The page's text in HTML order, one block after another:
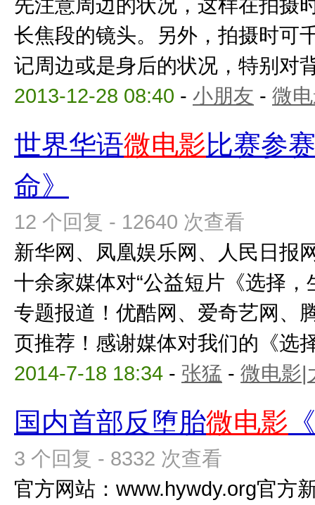
长焦段的镜头。另外，拍摄时可
记周边或是身后的状况，特别对
2013-12-28 08:40 - 小朋友 - 微
世界华语微电影比赛参
命》
12 个回复 - 12640 次查看
新华网、凤凰娱乐网、人民日报
十余家媒体对“公益短片《选择
专题报道！优酷网、爱奇艺网、
页推荐！感谢媒体对我们的《选
2014-7-18 18:34 - 张猛 - 微电影|
国内首部反堕胎微电影
3 个回复 - 8332 次查看
官方网站：www.hywdy.org官方